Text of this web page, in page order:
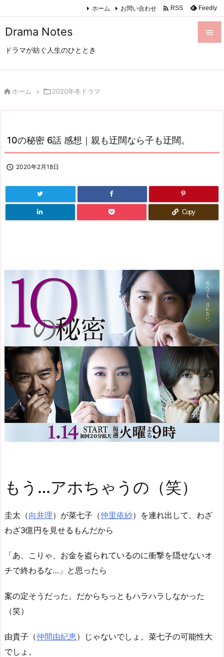
Drama Notes
ドラマが紡ぐ人生のひととき


ホーム お問い合わせ  RSS Feedly
 ホーム > 2020年冬ドラマ
10の秘密 6話 感想｜親も迂闊なら子も迂闊。
 2020年2月18日
Copy
もう…アホちゃうの（笑）
圭太（向井理）が菜七子（仲里依紗）を連れ出して、わざ
わざ3億円を見せるもんだから
「あ、こりゃ、お金を盗られているのに衝撃を隠せないオ
チで終わるな…」と思ったら
案の定そうだった。だからちっともハラハラしなかった
（笑）
由貴子（仲間由紀恵）じゃないでしょ。菜七子の可能性大
でしょ。